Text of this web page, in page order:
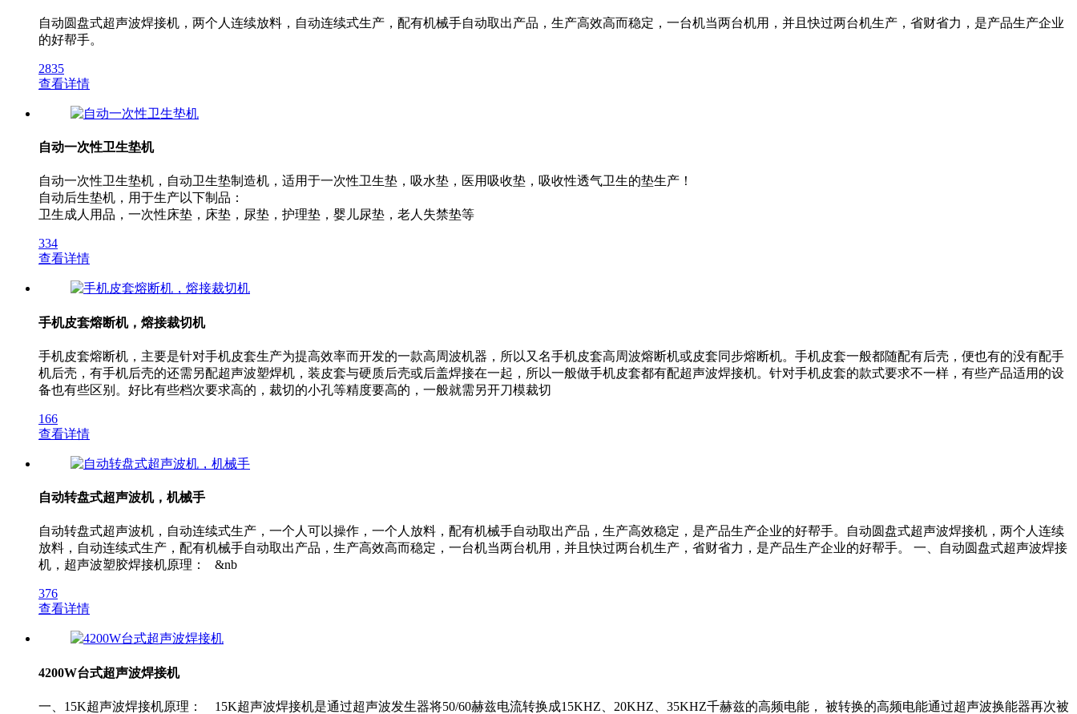
自动圆盘式超声波焊接机，两个人连续放料，自动连续式生产，配有机械手自动取出产品，生产高效高而稳定，一台机当两台机用，并且快过两台机生产，省财省力，是产品生产企业
的好帮手。
2835
查看详情
自动一次性卫生垫机
自动一次性卫生垫机，自动卫生垫制造机，适用于一次性卫生垫，吸水垫，医用吸收垫，吸收性透气卫生的垫生产！
自动后生垫机，用于生产以下制品：
卫生成人用品，一次性床垫，床垫，尿垫，护理垫，婴儿尿垫，老人失禁垫等
334
查看详情
手机皮套熔断机，熔接裁切机
手机皮套熔断机，主要是针对手机皮套生产为提高效率而开发的一款高周波机器，所以又名手机皮套高周波熔断机或皮套同步熔断机。手机皮套一般都随配有后壳，便也有的没有配手
机后壳，有手机后壳的还需另配超声波塑焊机，装皮套与硬质后壳或后盖焊接在一起，所以一般做手机皮套都有配超声波焊接机。针对手机皮套的款式要求不一样，有些产品适用的设
备也有些区别。好比有些档次要求高的，裁切的小孔等精度要高的，一般就需另开刀模裁切
166
查看详情
自动转盘式超声波机，机械手
自动转盘式超声波机，自动连续式生产，一个人可以操作，一个人放料，配有机械手自动取出产品，生产高效稳定，是产品生产企业的好帮手。自动圆盘式超声波焊接机，两个人连续
放料，自动连续式生产，配有机械手自动取出产品，生产高效高而稳定，一台机当两台机用，并且快过两台机生产，省财省力，是产品生产企业的好帮手。 一、自动圆盘式超声波焊接
机，超声波塑胶焊接机原理： &nb
376
查看详情
4200W台式超声波焊接机
一、15K超声波焊接机原理： 15K超声波焊接机是通过超声波发生器将50/60赫兹电流转换成15KHZ、20KHZ、35KHZ千赫兹的高频电能， 被转换的高频电能通过超声波换能器再次被